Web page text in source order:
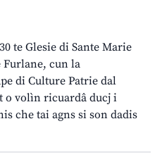
te Glesie di Sante Marie
Furlane, cun la
di Culture Patrie dal
o volìn ricuardâ ducj i
che tai agns si son dadis